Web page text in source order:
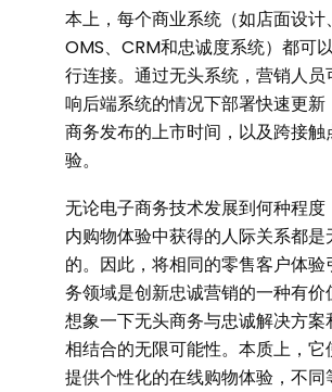
本上，每个商业系统（如店面设计
OMS、CRM和忠诚度系统）都可
行连接。通过无头系统，营销人员
响后端系统的情况下部署快速更新
商务发布的上市时间，以及跨接触
验。
无论电子商务技术发展到何种程度
内购物体验中获得的人际关系都是
的。因此，将相同的零售客户体验
务领域是创新忠诚营销的一种有价
想象一下无头商务与忠诚解决方案
相结合的无限可能性。本质上，它
提供个性化的在线购物体验，不同